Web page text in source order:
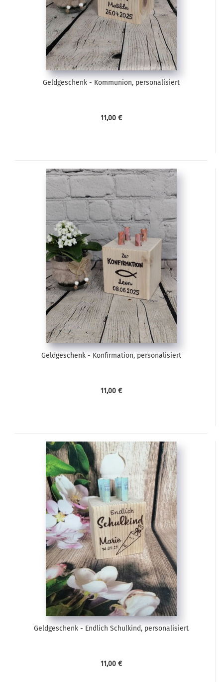
Geldgeschenk - Kommunion, personalisiert
11,00 €
Geldgeschenk - Konfirmation, personalisiert
11,00 €
Geldgeschenk - Endlich Schulkind, personalisiert
11,00 €